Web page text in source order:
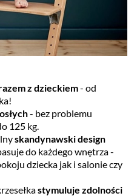
z dzieckiem- od
- bez problemu
125 kg.
skandynawski design
do każdego wnętrza -
dziecka jak i salonie czy
stymuluje zdolności